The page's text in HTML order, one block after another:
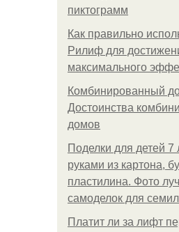
пиктограмм
Как правильно
Рилиф для
максимального
Комбинированный
Достоинства
домов
Поделки для детей 7
руками из картона,
пластилина. Фото
самоделок для
Платит ли за лифт